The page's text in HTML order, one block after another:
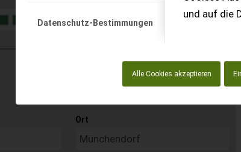
Datenschutz-Bestimmungen
und auf die
Alle Cookies akzeptieren
Ort